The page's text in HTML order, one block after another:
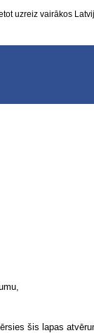
uzreiz vairākos
šis lapas